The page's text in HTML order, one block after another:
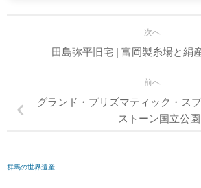
次へ
田島弥平旧宅 | 富岡製糸場と絹
前へ
グランド・プリズマティック・ス
ストーン国立公園
群馬の世界遺産